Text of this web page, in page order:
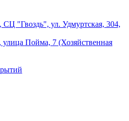
СЦ "Гвоздь", ул. Удмуртская, 304,
улица Пойма, 7 (Хозяйственная